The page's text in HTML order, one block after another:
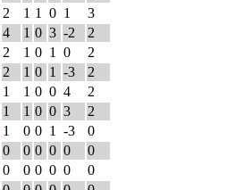
2 1 1 0 1
3
4 1 0 3 -2
2
2 1 0 1 0
2
2 1 0 1 -3
2
1 1 0 0 4
2
1 1 0 0 3
2
1 0 0 1 -3
0
0 0 0 0 0
0
0 0 0 0 0
0